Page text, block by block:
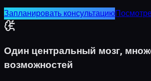
Запланировать консультацию
Один центральный мозг,
возможностей